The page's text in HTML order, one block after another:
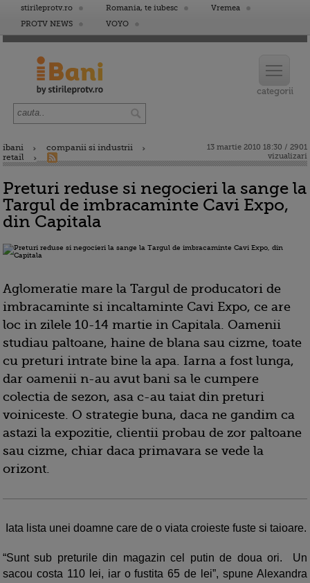
stirileprotv.ro Romania, te iubesc
Vremea
PROTV NEWS
VOYO
ibani
companii si industrii
retail
13 martie 2010 18:30 / 2901
vizualizari
Preturi reduse si negocieri la sange la
Targul de imbracaminte Cavi Expo,
din Capitala
Aglomeratie mare la Targul de producatori de
imbracaminte si incaltaminte Cavi Expo, ce are
loc in zilele 10-14 martie in Capitala. Oamenii
studiau paltoane, haine de blana sau cizme, toate
cu preturi intrate bine la apa. Iarna a fost lunga,
dar oamenii n-au avut bani sa le cumpere
colectia de sezon, asa c-au taiat din preturi
voiniceste. O strategie buna, daca ne gandim ca
astazi la expozitie, clientii probau de zor paltoane
sau cizme, chiar daca primavara se vede la
orizont.
Iata lista unei doamne care de o viata croieste fuste si taioare.
“Sunt sub preturile din magazin cel putin de doua ori. Un
sacou costa 110 lei, iar o fustita 65 de lei”, spune Alexandra